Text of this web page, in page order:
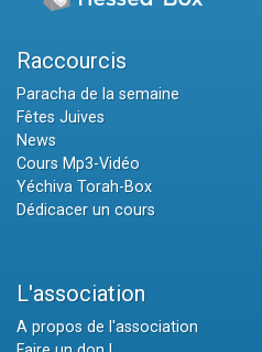
Raccourcis
Paracha de la semaine
Fêtes Juives
News
Cours Mp3-Vidéo
Yéchiva Torah-Box
Dédicacer un cours
L'association
A propos de l'association